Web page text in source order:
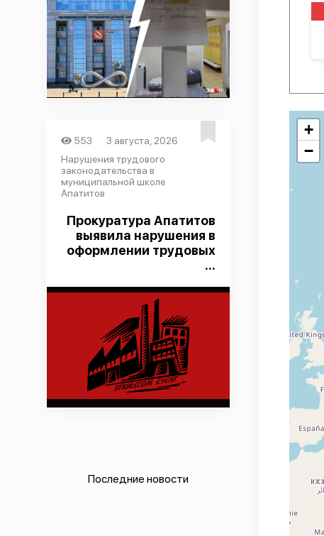
553
3 августа, 2026
Нарушения трудового
законодательства в
муниципальной школе
Апатитов
Прокуратура Апатитов
выявила нарушения в
оформлении трудовых
...
Последние новости
+
−